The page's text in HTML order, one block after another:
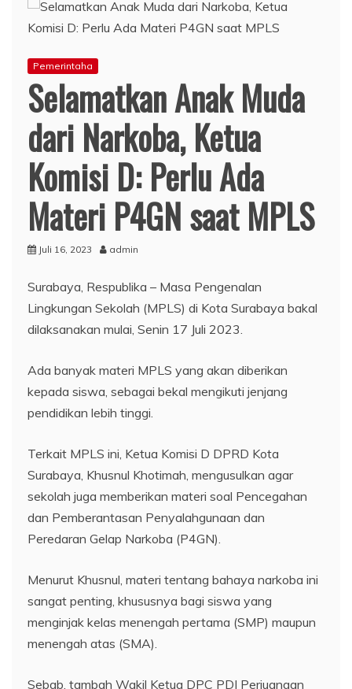
Pemerintaha
Selamatkan Anak Muda
dari Narkoba, Ketua
Komisi D: Perlu Ada
Materi P4GN saat MPLS
Juli 16, 2023 admin
Surabaya, Respublika – Masa Pengenalan
Lingkungan Sekolah (MPLS) di Kota Surabaya bakal
dilaksanakan mulai, Senin 17 Juli 2023.
Ada banyak materi MPLS yang akan diberikan
kepada siswa, sebagai bekal mengikuti jenjang
pendidikan lebih tinggi.
Terkait MPLS ini, Ketua Komisi D DPRD Kota
Surabaya, Khusnul Khotimah, mengusulkan agar
sekolah juga memberikan materi soal Pencegahan
dan Pemberantasan Penyalahgunaan dan
Peredaran Gelap Narkoba (P4GN).
Menurut Khusnul, materi tentang bahaya narkoba ini
sangat penting, khususnya bagi siswa yang
menginjak kelas menengah pertama (SMP) maupun
menengah atas (SMA).
Sebab, tambah Wakil Ketua DPC PDI Perjuangan